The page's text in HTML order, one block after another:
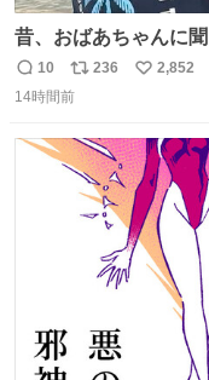
昔、おばあちゃんに聞いた事が
じめると、アイツが
返
信
10
リ
ポ
ト
数
236
い
数
2,852
14時間前